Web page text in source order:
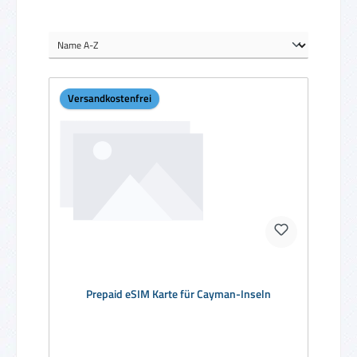
Versandkostenfrei
Prepaid eSIM Karte für Cayman-Inseln